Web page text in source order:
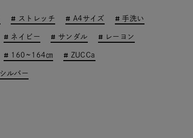
ストレッチ A4サイズ 手洗い
ネイビー サンダル レーヨン
160~164㎝ ZUCCa
シルバー